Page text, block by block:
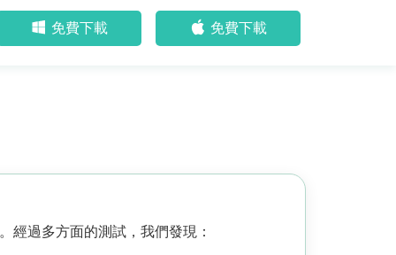
免費下載 免費下載
經過多方面的測試，我們發現：